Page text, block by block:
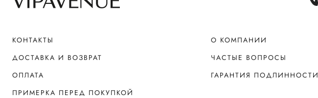
КОНТАКТЫ
ДОСТАВКА И ВОЗВРАТ
ОПЛАТА
ПРИМЕРКА ПЕРЕД ПОКУПКОЙ
О КОМПАНИИ
ЧАСТЫЕ ВОПРОСЫ
ГАРАНТИЯ ПОДЛИННОСТИ